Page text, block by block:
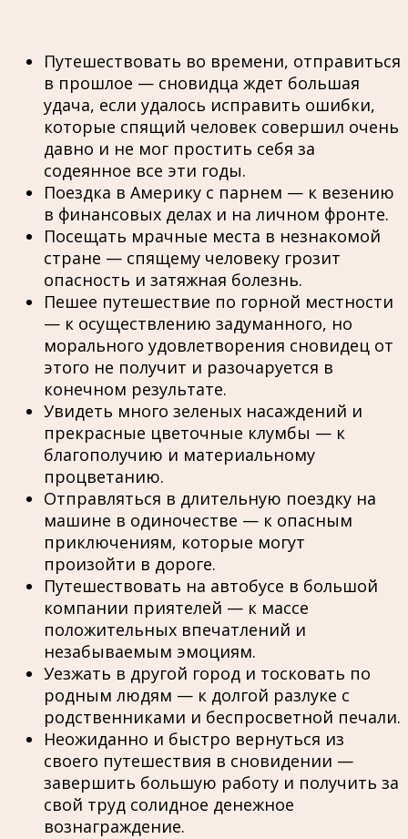
Путешествовать во времени, отправиться
в прошлое — сновидца ждет большая
удача, если удалось исправить ошибки,
которые спящий человек совершил очень
давно и не мог простить себя за
содеянное все эти годы.
Поездка в Америку с парнем — к везению
в финансовых делах и на личном фронте.
Посещать мрачные места в незнакомой
стране — спящему человеку грозит
опасность и затяжная болезнь.
Пешее путешествие по горной местности
— к осуществлению задуманного, но
морального удовлетворения сновидец от
этого не получит и разочаруется в
конечном результате.
Увидеть много зеленых насаждений и
прекрасные цветочные клумбы — к
благополучию и материальному
процветанию.
Отправляться в длительную поездку на
машине в одиночестве — к опасным
приключениям, которые могут
произойти в дороге.
Путешествовать на автобусе в большой
компании приятелей — к массе
положительных впечатлений и
незабываемым эмоциям.
Уезжать в другой город и тосковать по
родным людям — к долгой разлуке с
родственниками и беспросветной печали.
Неожиданно и быстро вернуться из
своего путешествия в сновидении —
завершить большую работу и получить за
свой труд солидное денежное
вознаграждение.